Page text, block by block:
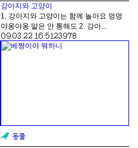
강아지와 고양이
1. 강아지와 고양이는 함께 놀아요 멍멍
야옹야옹 말은 안 통해도 2. 강아...
09.03.22. 16:51 23978
동물